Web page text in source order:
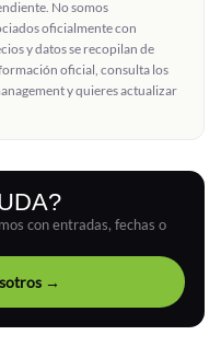
No somos
oficialmente con
y datos se recopilan de
oficial, consulta los
y quieres actualizar
con entradas, fechas o
→